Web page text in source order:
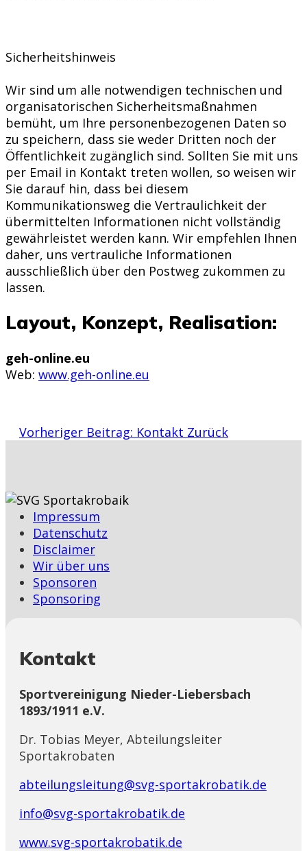
Sicherheitshinweis
Wir sind um alle notwendigen technischen und
organisatorischen Sicherheitsmaßnahmen
bemüht, um Ihre personenbezogenen Daten so
zu speichern, dass sie weder Dritten noch der
Öffentlichkeit zugänglich sind. Sollten Sie mit uns
per Email in Kontakt treten wollen, so weisen wir
Sie darauf hin, dass bei diesem
Kommunikationsweg die Vertraulichkeit der
übermittelten Informationen nicht vollständig
gewährleistet werden kann. Wir empfehlen Ihnen
daher, uns vertrauliche Informationen
ausschließlich über den Postweg zukommen zu
lassen.
Layout, Konzept, Realisation:
geh-online.eu
Web: www.geh-online.eu
Vorheriger Beitrag: Kontakt Zurück
Impressum
Datenschutz
Disclaimer
Wir über uns
Sponsoren
Sponsoring
Kontakt
Sportvereinigung Nieder-Liebersbach
1893/1911 e.V.
Dr. Tobias Meyer, Abteilungsleiter
Sportakrobaten
abteilungsleitung@svg-sportakrobatik.de
info@svg-sportakrobatik.de
www.svg-sportakrobatik.de